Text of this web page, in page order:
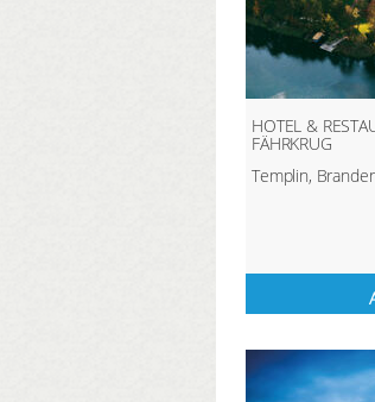
HOTEL &
FÄHRKRUG
Templin,